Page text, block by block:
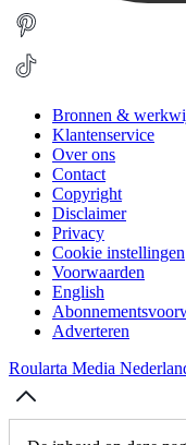
Bronnen &
Klantenservice
Over ons
Contact
Copyright
Disclaimer
Privacy
Cookie instellingen
Voorwaarden
English
Adverteren
Roularta Media